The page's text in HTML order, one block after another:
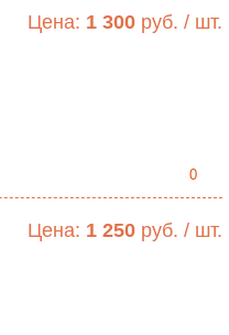
Цена: 1 300 руб. / шт.
0
Цена: 1 250 руб. / шт.